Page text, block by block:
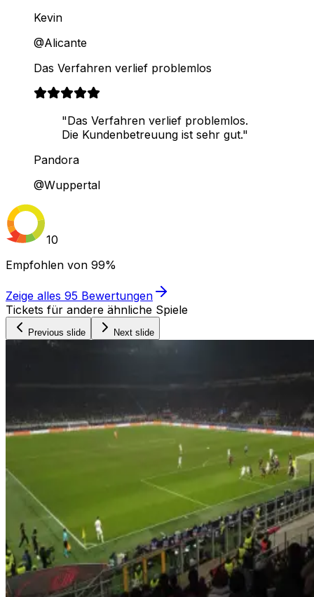
Kevin
@Alicante
Das Verfahren verlief problemlos
"Das Verfahren verlief problemlos.
Die Kundenbetreuung ist sehr gut."
Pandora
@Wuppertal
10
Empfohlen von 99%
Zeige alles 95 Bewertungen
Tickets für andere ähnliche Spiele
Previous slide Next slide